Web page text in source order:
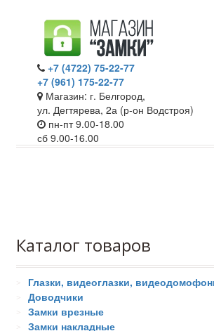
+7 (4722) 75-22-77
+7 (961) 175-22-77
Магазин: г. Белгород,
ул. Дегтярева, 2а (р-он Водстроя)
пн-пт 9.00-18.00
сб 9.00-16.00
Каталог товаров
Глазки, видеоглазки,
Доводчики
Замки врезные
Замки накладные